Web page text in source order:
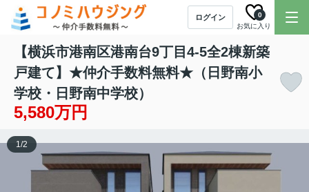
ログイン
お気に入り
0
【横浜市港南区港南台9丁目4-5全2棟新築
戸建て】★仲介手数料無料★（日野南小
学校・日野南中学校）
5,580万円
1/2